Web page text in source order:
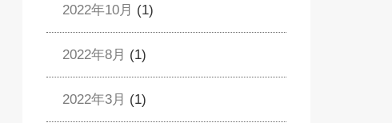
2022年10月 (1)
2022年8月 (1)
2022年3月 (1)